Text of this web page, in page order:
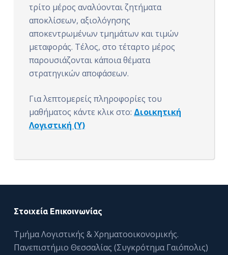
τρίτο μέρος αναλύονται ζητήματα
αποκλίσεων, αξιολόγησης
αποκεντρωμένων τμημάτων και τιμών
μεταφοράς. Τέλος, στο τέταρτο μέρος
παρουσιάζονται κάποια θέματα
στρατηγικών αποφάσεων.
Για λεπτομερείς πληροφορίες του
μαθήματος κάντε κλικ στο: Διοικητική
Λογιστική (Υ)
Στοιχεία Επικοινωνίας
Τμήμα Λογιστικής & Χρηματοοικονομικής.
Πανεπιστήμιο Θεσσαλίας (Συγκρότημα Γαιόπολις)